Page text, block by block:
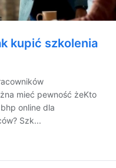
kupić szkolenia
mieć pewność żeKto
online dla
Szk...